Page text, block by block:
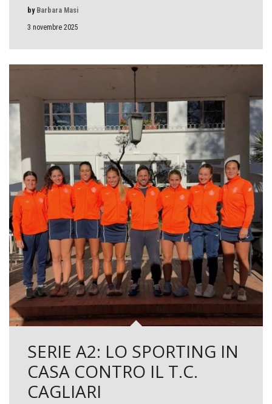
3 novembre 2025
by Barbara Masi
SERIE A2: LO SPORTING IN
CASA CONTRO IL T.C.
CAGLIARI